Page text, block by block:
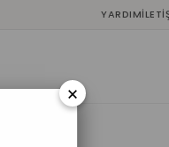
YARDIM
×